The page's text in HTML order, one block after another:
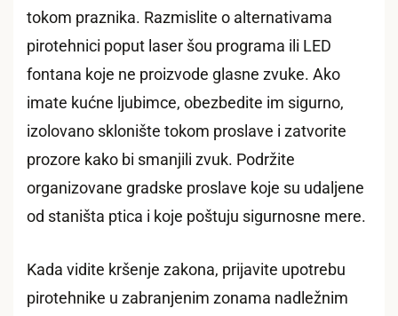
tokom praznika. Razmislite o alternativama
pirotehnici poput laser šou programa ili LED
fontana koje ne proizvode glasne zvuke. Ako
imate kućne ljubimce, obezbedite im sigurno,
izolovano sklonište tokom proslave i zatvorite
prozore kako bi smanjili zvuk. Podržite
organizovane gradske proslave koje su udaljene
od staništa ptica i koje poštuju sigurnosne mere.
Kada vidite kršenje zakona, prijavite upotrebu
pirotehnike u zabranjenim zonama nadležnim